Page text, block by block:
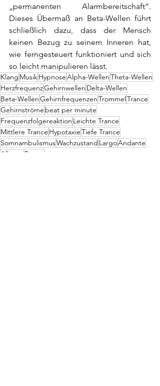
„permanenten Alarmbereitschaft“.
Dieses Übermaß an Beta-Wellen führt
schließlich dazu, dass der Mensch
keinen Bezug zu seinem Inneren hat,
wie ferngesteuert funktioniert und sich
so leicht manipulieren lässt.
Klang MusikHypnoseAlpha-WellenTheta-Wellen
HerzfrequenzGehirnwellen Delta-Wellen
Beta-WellenGehirnfrequenzenTrommelTrance
Gehirnströme beat per minute
Frequenzfolgereaktion Leichte Trance
Mittlere Trance HypotaxieTiefe Trance
SomnambulismusWachzustand LargoAndante
Allegro
Presto